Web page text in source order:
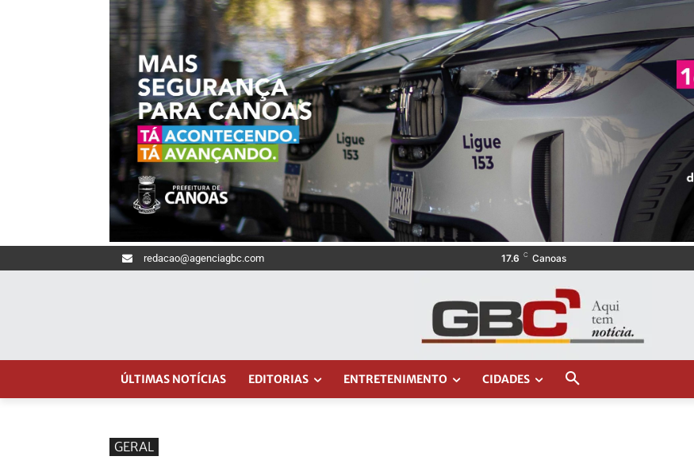
redacao@agenciagbc.com 17.6 C Canoas
ÚLTIMAS NOTÍCIAS EDITORIAS ENTRETENIMENTO CIDADES
GERAL